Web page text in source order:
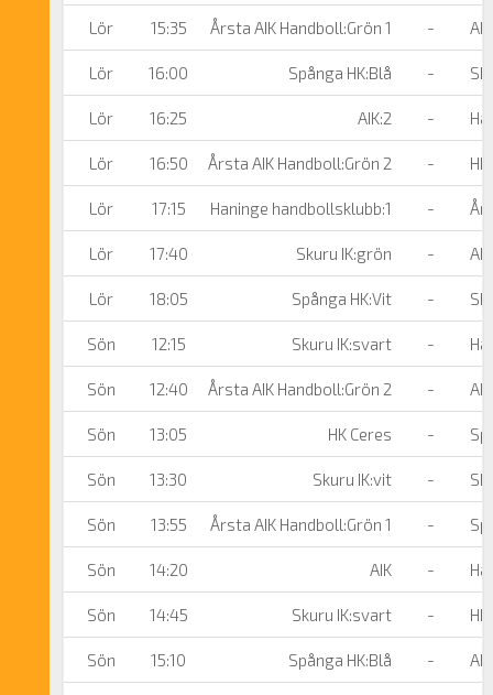
Lör 15:35 Årsta AIK Handboll:Grön 1 - AIK
Lör 16:00 Spånga HK:Blå -
Lör 16:25 AIK:2 -
Lör 16:50 Årsta AIK Handboll:Grön 2 -
Lör 17:15 Haninge handbollsklubb:1 -
Lör 17:40 Skuru IK:grön - AIK
Lör 18:05 Spånga HK:Vit -
Sön 12:15 Skuru IK:svart -
Sön 12:40 Årsta AIK Handboll:Grön 2 -
Sön 13:05 HK Ceres -
Sön 13:30 Skuru IK:vit -
Sön 13:55 Årsta AIK Handboll:Grön 1 -
Sön 14:20 AIK -
Sön 14:45 Skuru IK:svart -
Sön 15:10 Spånga HK:Blå -